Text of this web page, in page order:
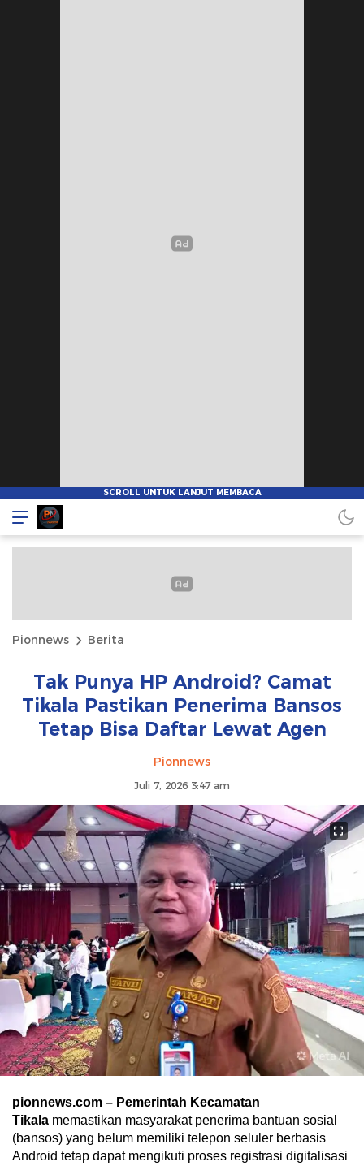
Pionnews Berita
Tak Punya HP Android? Camat
Tikala Pastikan Penerima Bansos
Tetap Bisa Daftar Lewat Agen
Pionnews
Juli 7, 2026 3:47 am
pionnews.com – Pemerintah Kecamatan
Tikala memastikan masyarakat penerima bantuan sosial
(bansos) yang belum memiliki telepon seluler berbasis
Android tetap dapat mengikuti proses registrasi digitalisasi